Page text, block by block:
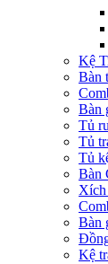
Kệ
Bàn
Bàn
Tủ
Tủ
Tủ
Bàn
Xích
Bàn
Kệ